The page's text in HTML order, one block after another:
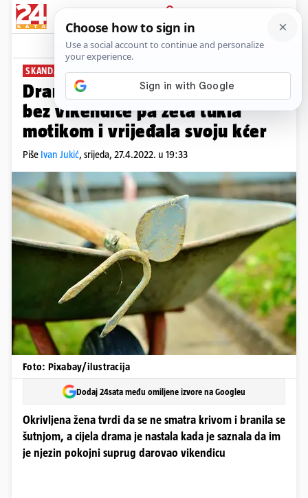
PRIJAVA
News Komentari
SKANDAL ZBOG IMOVINE
Drama kod Ludbrega: Ostala
bez vikendice pa zeta tukla
motikom i vrijeđala svoju kćer
Piše Ivan Jukić, srijeda, 27.4.2022. u 19:33
Foto: Pixabay/ilustracija
Dodaj 24sata među omiljene izvore na Googleu
Okrivljena žena tvrdi da se ne smatra krivom i branila se
šutnjom, a cijela drama je nastala kada je saznala da im
je njezin pokojni suprug darovao vikendicu